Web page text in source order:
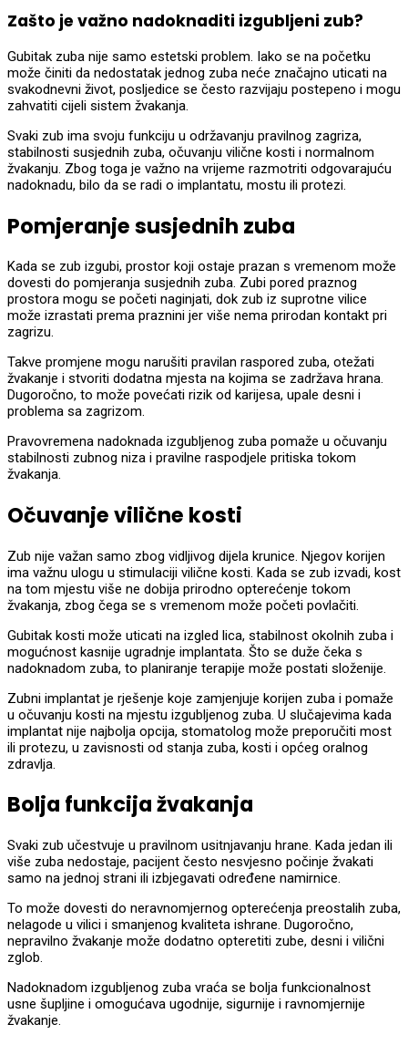
Zašto je važno nadoknaditi izgubljeni zub?
Gubitak zuba nije samo estetski problem. Iako se na početku
može činiti da nedostatak jednog zuba neće značajno uticati na
svakodnevni život, posljedice se često razvijaju postepeno i mogu
zahvatiti cijeli sistem žvakanja.
Svaki zub ima svoju funkciju u održavanju pravilnog zagriza,
stabilnosti susjednih zuba, očuvanju vilične kosti i normalnom
žvakanju. Zbog toga je važno na vrijeme razmotriti odgovarajuću
nadoknadu, bilo da se radi o implantatu, mostu ili protezi.
Pomjeranje susjednih zuba
Kada se zub izgubi, prostor koji ostaje prazan s vremenom može
dovesti do pomjeranja susjednih zuba. Zubi pored praznog
prostora mogu se početi naginjati, dok zub iz suprotne vilice
može izrastati prema praznini jer više nema prirodan kontakt pri
zagrizu.
Takve promjene mogu narušiti pravilan raspored zuba, otežati
žvakanje i stvoriti dodatna mjesta na kojima se zadržava hrana.
Dugoročno, to može povećati rizik od karijesa, upale desni i
problema sa zagrizom.
Pravovremena nadoknada izgubljenog zuba pomaže u očuvanju
stabilnosti zubnog niza i pravilne raspodjele pritiska tokom
žvakanja.
Očuvanje vilične kosti
Zub nije važan samo zbog vidljivog dijela krunice. Njegov korijen
ima važnu ulogu u stimulaciji vilične kosti. Kada se zub izvadi, kost
na tom mjestu više ne dobija prirodno opterećenje tokom
žvakanja, zbog čega se s vremenom može početi povlačiti.
Gubitak kosti može uticati na izgled lica, stabilnost okolnih zuba i
mogućnost kasnije ugradnje implantata. Što se duže čeka s
nadoknadom zuba, to planiranje terapije može postati složenije.
Zubni implantat je rješenje koje zamjenjuje korijen zuba i pomaže
u očuvanju kosti na mjestu izgubljenog zuba. U slučajevima kada
implantat nije najbolja opcija, stomatolog može preporučiti most
ili protezu, u zavisnosti od stanja zuba, kosti i općeg oralnog
zdravlja.
Bolja funkcija žvakanja
Svaki zub učestvuje u pravilnom usitnjavanju hrane. Kada jedan ili
više zuba nedostaje, pacijent često nesvjesno počinje žvakati
samo na jednoj strani ili izbjegavati određene namirnice.
To može dovesti do neravnomjernog opterećenja preostalih zuba,
nelagode u vilici i smanjenog kvaliteta ishrane. Dugoročno,
nepravilno žvakanje može dodatno opteretiti zube, desni i vilični
zglob.
Nadoknadom izgubljenog zuba vraća se bolja funkcionalnost
usne šupljine i omogućava ugodnije, sigurnije i ravnomjernije
žvakanje.